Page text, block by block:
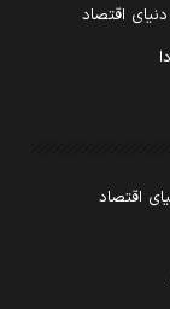
دنیای اقتصاد
اقتصاد